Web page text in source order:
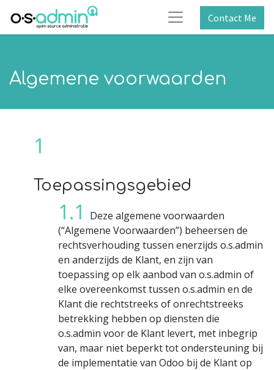
Contact Me
Algemene voorwaarden
Toepassingsgebied
Deze algemene voorwaarden
(“Algemene Voorwaarden”) beheersen de
rechtsverhouding tussen enerzijds o.s.admin
en anderzijds de Klant, en zijn van
toepassing op elk aanbod van o.s.admin of
elke overeenkomst tussen o.s.admin en de
Klant die rechtstreeks of onrechtstreeks
betrekking hebben op diensten die
o.s.admin voor de Klant levert, met inbegrip
van, maar niet beperkt tot ondersteuning bij
de implementatie van Odoo bij de Klant op